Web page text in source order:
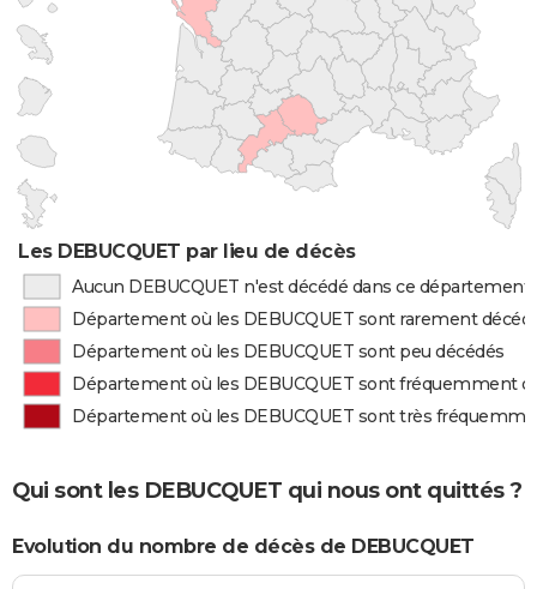
Les DEBUCQUET par lieu de décès
Aucun DEBUCQUET n'est décédé dans ce département
Département où les DEBUCQUET sont rarement
Département où les DEBUCQUET sont peu décédés
Département où les DEBUCQUET sont fréquemment
Département où les DEBUCQUET sont très
Qui sont les DEBUCQUET qui nous ont quittés ?
Evolution du nombre de décès de DEBUCQUET